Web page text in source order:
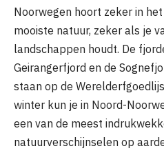
Noorwegen hoort zeker in
mooiste natuur, zeker als je
landschappen houdt. De
Geirangerfjord en de
staan op de
winter kun je in Noord-
een van de meest
natuurverschijnselen op